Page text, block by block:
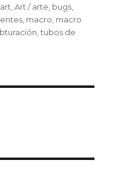
art,Art / arte, bugs,
, macro, macro
,tubos de